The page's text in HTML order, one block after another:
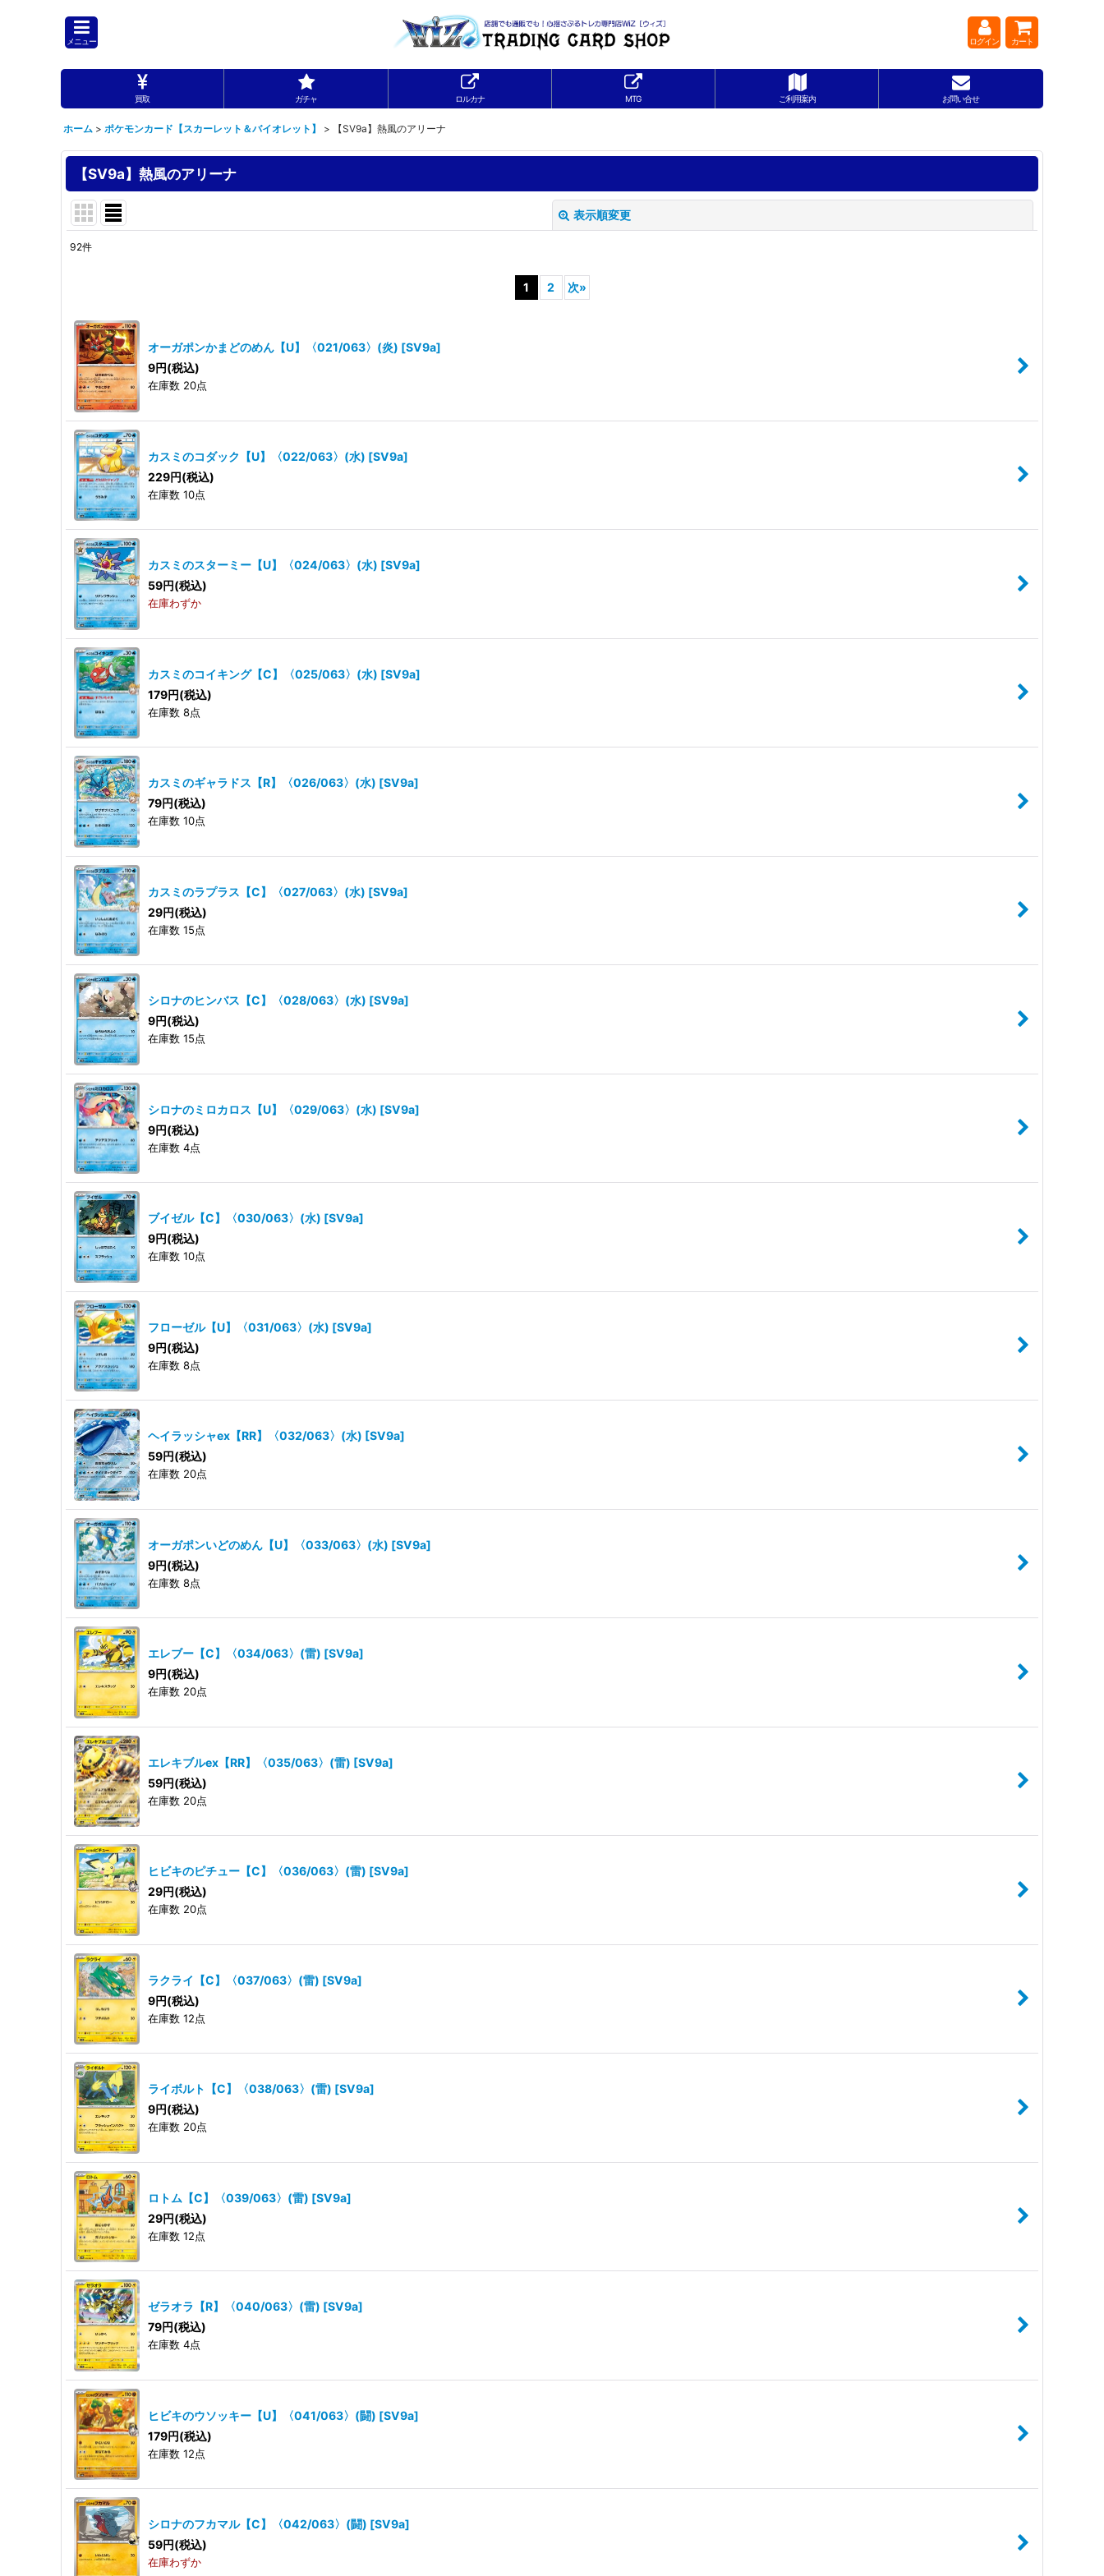
メニュー ログイン カート
買取 ガチャ ロルカナ MTG ご利用案内 お問い合せ
ホーム > ポケモンカード【スカーレット＆バイオレット】 > 【SV9a】熱風のアリーナ
【SV9a】熱風のアリーナ
表示順変更
92件
1 2 次»
オーガポンかまどのめん【U】〈021/063〉(炎) [SV9a]
9円(税込)
在庫数 20点
カスミのコダック【U】〈022/063〉(水) [SV9a]
229円(税込)
在庫数 10点
カスミのスターミー【U】〈024/063〉(水) [SV9a]
59円(税込)
在庫わずか
カスミのコイキング【C】〈025/063〉(水) [SV9a]
179円(税込)
在庫数 8点
カスミのギャラドス【R】〈026/063〉(水) [SV9a]
79円(税込)
在庫数 10点
カスミのラプラス【C】〈027/063〉(水) [SV9a]
29円(税込)
在庫数 15点
シロナのヒンバス【C】〈028/063〉(水) [SV9a]
9円(税込)
在庫数 15点
シロナのミロカロス【U】〈029/063〉(水) [SV9a]
9円(税込)
在庫数 4点
ブイゼル【C】〈030/063〉(水) [SV9a]
9円(税込)
在庫数 10点
フローゼル【U】〈031/063〉(水) [SV9a]
9円(税込)
在庫数 8点
ヘイラッシャex【RR】〈032/063〉(水) [SV9a]
59円(税込)
在庫数 20点
オーガポンいどのめん【U】〈033/063〉(水) [SV9a]
9円(税込)
在庫数 8点
エレブー【C】〈034/063〉(雷) [SV9a]
9円(税込)
在庫数 20点
エレキブルex【RR】〈035/063〉(雷) [SV9a]
59円(税込)
在庫数 20点
ヒビキのピチュー【C】〈036/063〉(雷) [SV9a]
29円(税込)
在庫数 20点
ラクライ【C】〈037/063〉(雷) [SV9a]
9円(税込)
在庫数 12点
ライボルト【C】〈038/063〉(雷) [SV9a]
9円(税込)
在庫数 20点
ロトム【C】〈039/063〉(雷) [SV9a]
29円(税込)
在庫数 12点
ゼラオラ【R】〈040/063〉(雷) [SV9a]
79円(税込)
在庫数 4点
ヒビキのウソッキー【U】〈041/063〉(闘) [SV9a]
179円(税込)
在庫数 12点
シロナのフカマル【C】〈042/063〉(闘) [SV9a]
59円(税込)
在庫わずか